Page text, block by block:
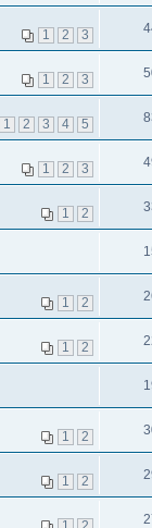
1 2 3
1 2 3
1 2 3 4 5
1 2 3
1 2
1 2
1 2
1 2
1 2